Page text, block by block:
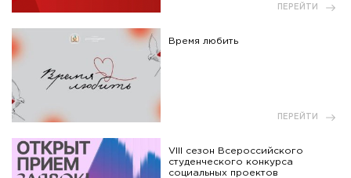
ПЕРЕЙТИ
Время любить
ПЕРЕЙТИ
VIII сезон Всероссийского
студенческого конкурса
социальных проектов